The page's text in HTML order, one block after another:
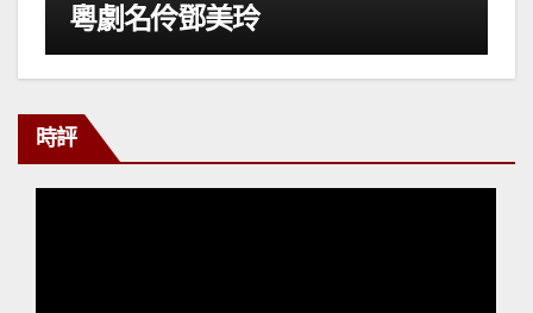
粵劇名伶鄧美玲
時評